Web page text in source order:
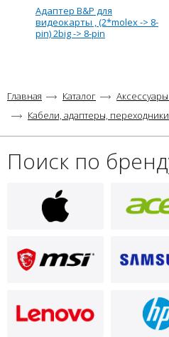
Адаптер B&P для
видеокарты , (2*molex -> 8-
pin) 2big -> 8-pin
Главная Каталог
Кабели, адаптеры, переходники
Поиск по